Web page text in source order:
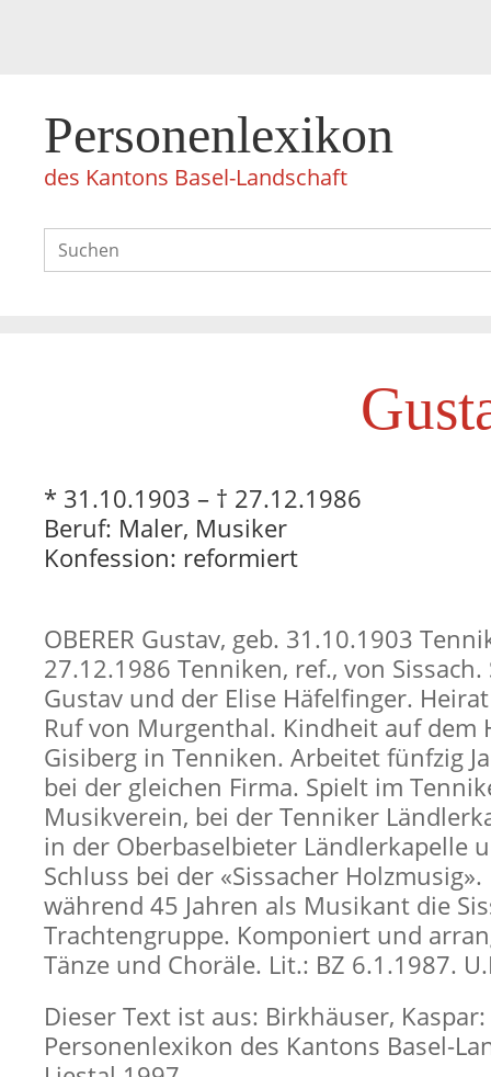
Personenlexikon
des Kantons Basel-Landschaft
* 31.10.1903 – † 27.12.1986
Beruf: Maler, Musiker
Konfession: reformiert
OBERER Gustav, geb. 31.10.1903
27.12.1986 Tenniken, ref., von Sissach.
Gustav und der Elise Häfelfinger.
Ruf von Murgenthal. Kindheit auf dem
Gisiberg in Tenniken. Arbeitet fünfzig
bei der gleichen Firma. Spielt im
Musikverein, bei der Tenniker
in der Oberbaselbieter Ländlerkapelle
Schluss bei der «Sissacher
während 45 Jahren als Musikant die
Trachtengruppe. Komponiert und
Tänze und Choräle. Lit.: BZ 6.1.1987.
Dieser Text ist aus: Birkhäuser, Kaspar:
Personenlexikon des Kantons Basel-